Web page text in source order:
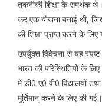
तकनीकी शिक्षा के समर्थक
कर एक योजना बनाई थी,
की शिक्षा प्राप्त करने के
उपर्युक्त विवेचना से यह स्पष्ट
भारत की परिस्थितियों के
में डी0 ए0 वी0 विद्यालयों
मूर्तिमान् करने के लिए की गई।